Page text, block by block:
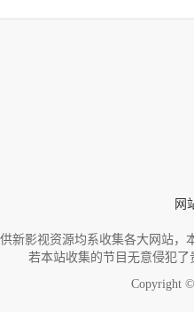
网
新影视资源均系收集各大网站，
若本站收集的节目无意侵犯
Copyright